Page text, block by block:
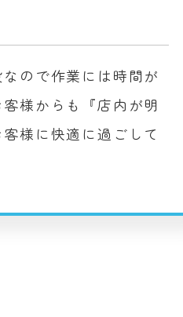
ので作業には時間が
様からも『店内が明
様に快適に過ごして